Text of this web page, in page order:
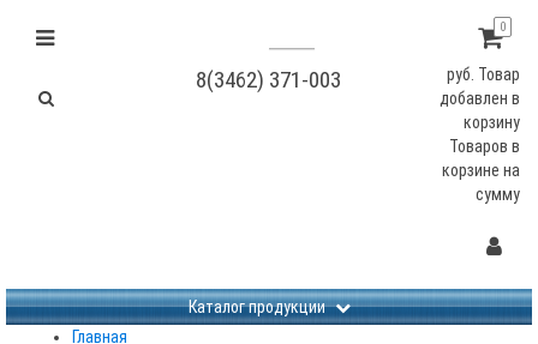
8(3462) 371-003
0
руб. Товар
добавлен в
корзину
Товаров в
корзине на
сумму
Не заданы изображения Каталог продукции
Главная